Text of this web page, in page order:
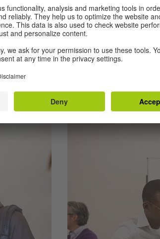
င်ကြား
အလုပ်သင်လုပ်
Tätigkeiten
ဤလေ့ကျင့်ခန်းများတွင်
သော လုပ်ဆောင်ချက်မျာ
မတူညီသော ဖုန်းခေါ်သူမျာ